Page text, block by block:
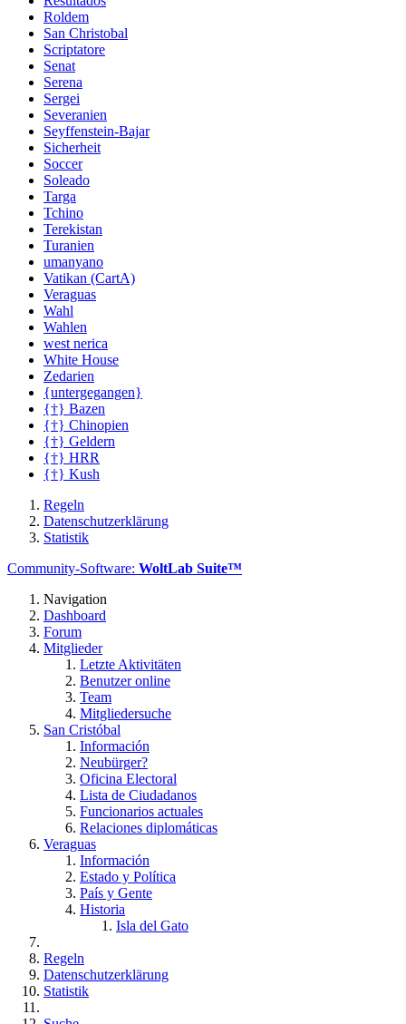
Roldem
San Christobal
Scriptatore
Senat
Serena
Sergei
Severanien
Seyffenstein-Bajar
Sicherheit
Soccer
Soleado
Targa
Tchino
Terekistan
Turanien
umanyano
Vatikan (CartA)
Veraguas
Wahl
Wahlen
west nerica
White House
Zedarien
{untergegangen}
{†} Bazen
{†} Chinopien
{†} Geldern
{†} HRR
{†} Kush
Regeln
Datenschutzerklärung
Statistik
Community-Software: WoltLab Suite™
Navigation
Dashboard
Forum
Mitglieder
Letzte Aktivitäten
Benutzer online
Team
Mitgliedersuche
San Cristóbal
Información
Neubürger?
Oficina Electoral
Lista de Ciudadanos
Funcionarios actuales
Relaciones diplomáticas
Veraguas
Información
Estado y Política
País y Gente
Historia
Isla del Gato
Regeln
Datenschutzerklärung
Statistik